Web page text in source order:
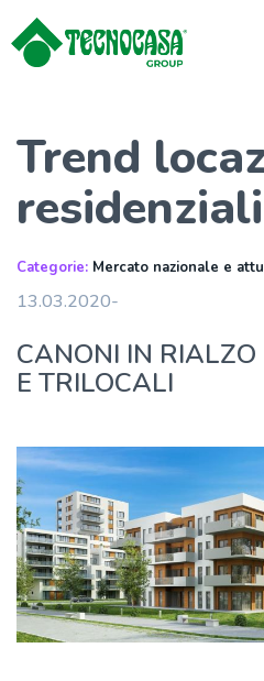
Trend
residenziali
Categorie: Mercato nazionale e
13.03.2020-
CANONI IN RIALZO
E TRILOCALI